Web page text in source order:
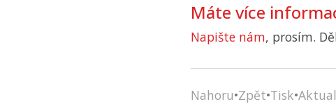
Máte více
Napište nám, prosím.
Nahoru•Zpět•Tisk•